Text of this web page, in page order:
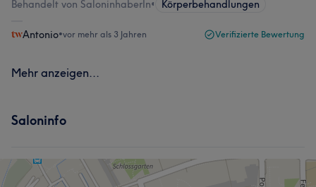
Behandelt von SaloninhaberIn• Körperbehandlungen
Antonio•vor mehr als 3 Jahren Verifizierte Bewertung
Mehr anzeigen...
Saloninfo